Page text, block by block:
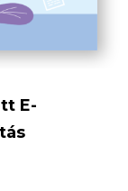
E-